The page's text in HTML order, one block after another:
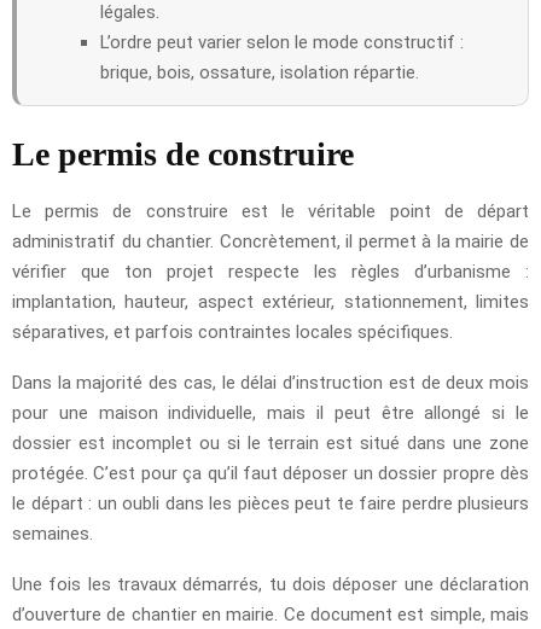
légales.
L’ordre peut varier selon le mode constructif :
brique, bois, ossature, isolation répartie.
Le permis de construire
Le permis de construire est le véritable point de départ
administratif du chantier. Concrètement, il permet à la mairie de
vérifier que ton projet respecte les règles d’urbanisme :
implantation, hauteur, aspect extérieur, stationnement, limites
séparatives, et parfois contraintes locales spécifiques.
Dans la majorité des cas, le délai d’instruction est de deux mois
pour une maison individuelle, mais il peut être allongé si le
dossier est incomplet ou si le terrain est situé dans une zone
protégée. C’est pour ça qu’il faut déposer un dossier propre dès
le départ : un oubli dans les pièces peut te faire perdre plusieurs
semaines.
Une fois les travaux démarrés, tu dois déposer une déclaration
d’ouverture de chantier en mairie. Ce document est simple, mais